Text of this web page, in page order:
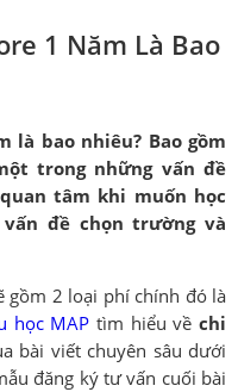
1 Năm Là Bao
là bao nhiêu? Bao gồm
trong những vấn đề
tâm khi muốn học
đề chọn trường và
gồm 2 loại phí chính đó là
học MAP tìm hiểu vềchi
bài viết chuyên sâu dưới
đăng ký tư vấn cuối bài